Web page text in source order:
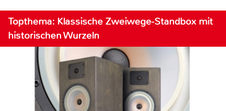
Topthema: Klassische Zweiwege-Standbox mit
historischen Wurzeln